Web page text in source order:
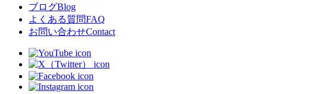
ブログBlog
よくある質問FAQ
お問い合わせContact